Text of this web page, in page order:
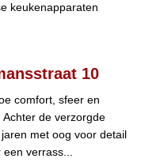
keukenapparaten
10
comfort, sfeer en
de verzorgde
met oog voor detail
verrass...